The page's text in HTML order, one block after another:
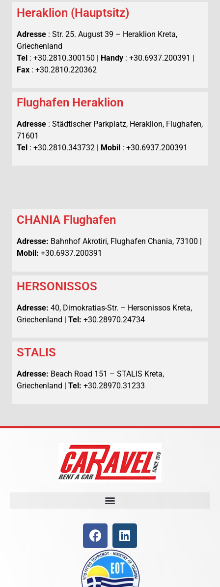
Heraklion (Hauptsitz)
Adresse : Str. 25. August 39 – Heraklion Kreta,
Griechenland
Tel : +30.2810.300150 | Handy : +30.6937.200391 |
Fax : +30.2810.220362
Flughafen Heraklion
Adresse : Städtischer Parkplatz, Heraklion, Flughafen,
71601
Tel : +30.2810.343732 | Mobil : +30.6937.200391
CHANIA Flughafen
Adresse: Bahnhof Akrotiri, Flughafen Chania, 73100 |
Mobil: +30.6937.200391
HERSONISSOS
Adresse: 40, Dimokratias-Str. – Hersonissos Kreta,
Griechenland | Tel: +30.28970.24734
STALIS
Adresse: Beach Road 151 – STALIS Kreta,
Griechenland | Tel: +30.28970.31233